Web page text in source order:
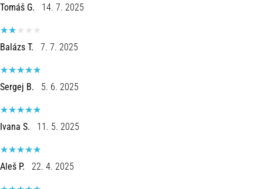
Show
articles
Tomáš G. 14. 7. 2025
Balázs T. 7. 7. 2025
Sergej B. 5. 6. 2025
Ivana S. 11. 5. 2025
Aleš P. 22. 4. 2025